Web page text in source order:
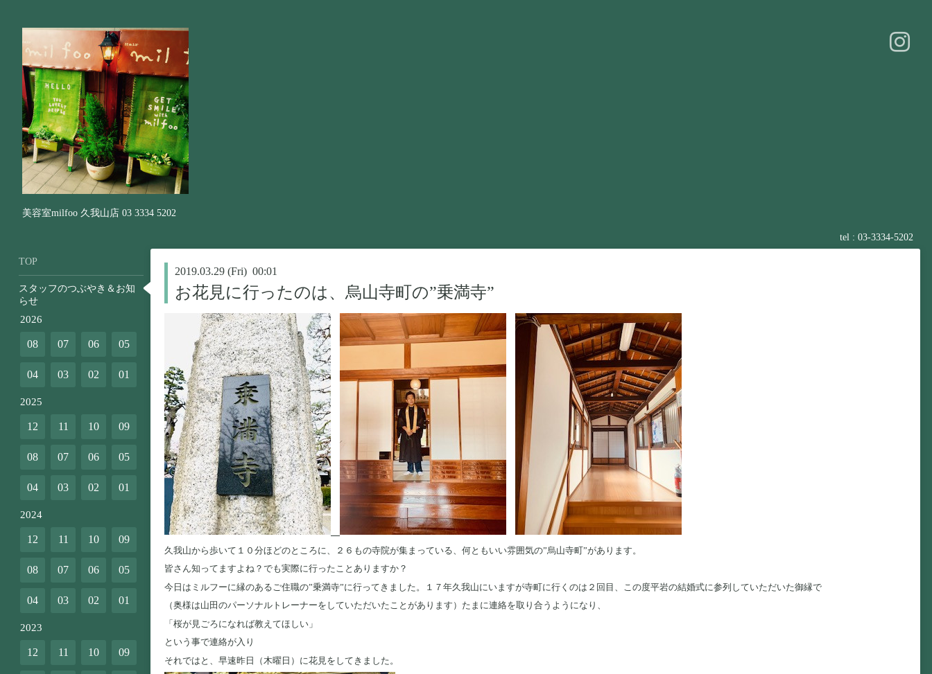
美容室milfoo 久我山店 03 3334 5202
tel : 03-3334-5202
2019.03.29 (Fri) 00:01
お花見に行ったのは、烏山寺町の”乗満寺”
久我山から歩いて１０分ほどのところに、２６もの寺院が集まっている、何ともいい雰囲気の”烏山寺町”があります。
皆さん知ってますよね？でも実際に行ったことありますか？
今日はミルフーに縁のあるご住職の”乗満寺”に行ってきました。１７年久我山にいますが寺町に行くのは２回目、この度平岩の結婚式に参列していただいた御縁で
（奥様は山田のパーソナルトレーナーをしていただいたことがあります）たまに連絡を取り合うようになり、
「桜が見ごろになれば教えてほしい」
という事で連絡が入り
それではと、早速昨日（木曜日）に花見をしてきました。
TOP
スタッフのつぶやき＆お知
らせ
2026
08 07 06 05
04 03 02 01
2025
12 11 10 09
08 07 06 05
04 03 02 01
2024
12 11 10 09
08 07 06 05
04 03 02 01
2023
12 11 10 09